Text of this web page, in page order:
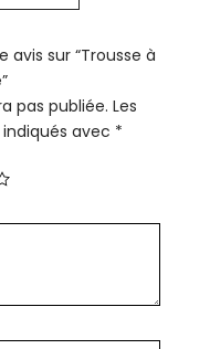
avis sur “Trousse à
pas publiée. Les
avec *